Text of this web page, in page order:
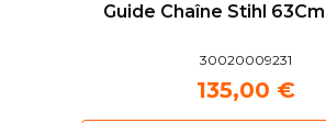
Guide Chaîne Stihl
30020009231
135,00 €